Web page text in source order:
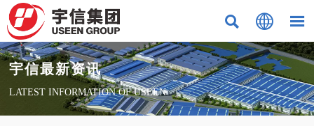
  
宇信最新资讯
LATEST INFORMATION OF USEEN